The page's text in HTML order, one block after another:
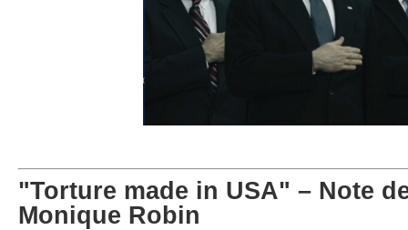
"Torture made in USA" – Note
Monique Robin